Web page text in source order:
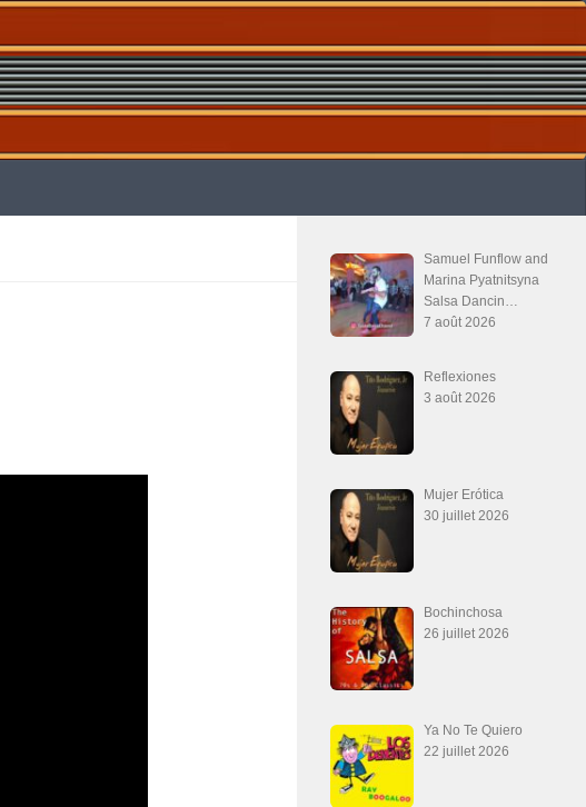
Samuel Funflow and
Marina Pyatnitsyna
Salsa Dancin…
7 août 2026
Reflexiones
3 août 2026
Mujer Erótica
30 juillet 2026
Bochinchosa
26 juillet 2026
Ya No Te Quiero
22 juillet 2026